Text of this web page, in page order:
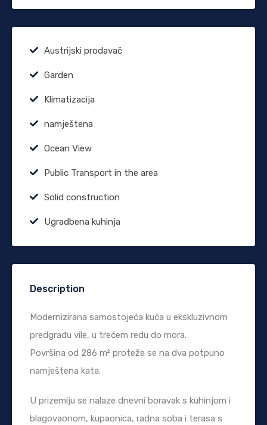
Austrijski prodavač
Garden
Klimatizacija
namještena
Ocean View
Public Transport in the area
Solid construction
Ugradbena kuhinja
Description
Modernizirana samostojeća kuća u ekskluzivnom
predgrađu vile, u trećem redu do mora.
Površina od 286 m² proteže se na dva potpuno
namještena kata.
U prizemlju se nalaze dnevni boravak s kuhinjom i
blagovaonom, kupaonica, radna soba i terasa s